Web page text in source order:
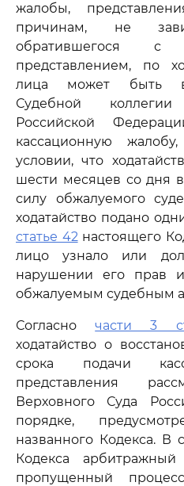
жалобы,
причинам, не
обратившегося с
представлением, по
лица может быть
Судебной
Российской
кассационную
условии, что
шести месяцев со дня
силу обжалуемого
ходатайство подано
статье 42настоящего
лицо узнало или
нарушении его прав
обжалуемым судебным
Согласночасти 3
ходатайство о
срока подачи
представления
Верховного Суда
порядке,
названного Кодекса. В
Кодекса арбитражный
пропущенный